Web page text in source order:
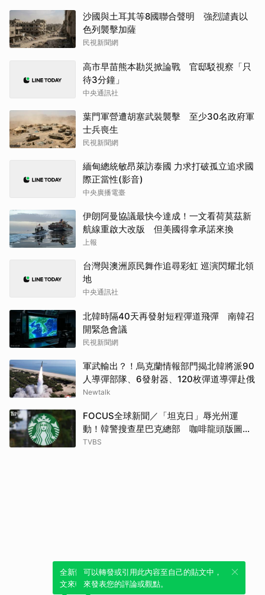
沙國與土耳其等8國聯合聲明 強烈譴責以
色列襲擊加薩
民視新聞網
高市早苗熊本勘災掀論戰 官邸駁視察「只
待3分鐘」
中央通訊社
葉門軍營遭胡塞武裝襲擊 至少30名政府軍
士兵喪生
民視新聞網
緬甸總統敏昂萊訪泰國 力求打破孤立追求國
際正當性(影音)
中央廣播電臺
伊朗阿曼協議最快今達成！一文看荷莫茲新
航線重啟大改版 但美國得拿承諾來換
上報
台灣與澳洲原民舞作追尋彩虹 巡演閃耀北領
地
中央通訊社
北韓時隔40天再發射短程彈道飛彈 南韓召
開緊急會議
民視新聞網
軍武輸出？！烏克蘭情報部門揭北韓將派90
人導彈部隊、6發射器、120枚彈道導彈赴俄
Newtalk
FOCUS全球新聞／「坦克日」辱光州運
動！韓警搜查星巴克總部 咖啡龍頭版圖洗
牌
TVBS
全新體驗！一鍵引用此內容，透過發布貼
文來輕鬆表達個人立場。
可以轉發或引用此內容至自己的貼文中，
來發表您的評論或觀點。